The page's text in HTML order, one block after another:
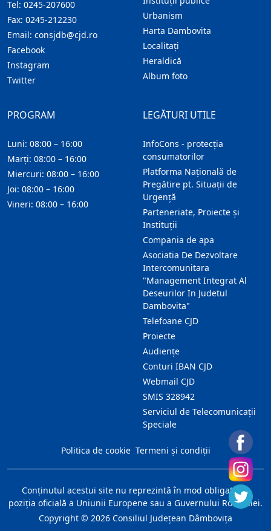
Tel: 0245-207600
Fax: 0245-212230
Email: consjdb@cjd.ro
Facebook
Instagram
Twitter
Urbanism
Harta Dambovita
Localitaţi
Heraldică
Album foto
LEGĂTURI UTILE
InfoCons - protecția
consumatorilor
Platforma Națională de
Pregătire pt. Situații de
Urgență
Parteneriate, Proiecte și
Instituții
Compania de apa
Asociatia De Dezvoltare
Intercomunitara
"Management Integrat Al
Deseurilor In Judetul
Dambovita"
Telefoane CJD
Proiecte
Audienţe
Conturi IBAN CJD
Webmail CJD
SMIS 328942
Serviciul de Telecomunicații
Speciale
PROGRAM
Luni: 08:00 – 16:00
Marți: 08:00 – 16:00
Miercuri: 08:00 – 16:00
Joi: 08:00 – 16:00
Vineri: 08:00 – 16:00
Politica de cookie Termeni și condiții
Conţinutul acestui site nu reprezintă în mod obligatoriu
poziţia oficială a Uniunii Europene sau a Guvernului României.
Copyright © 2026 Consiliul Judeţean Dâmboviţa